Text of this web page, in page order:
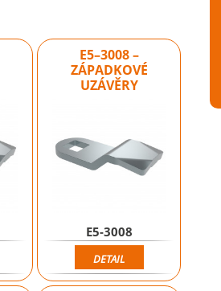
E5–3008 –
ZÁPADKOVÉ
UZÁVĚRY
E5-3008
DETAIL